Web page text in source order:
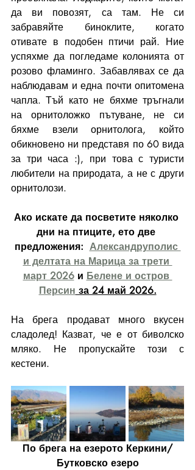
да ви повозят, са там. Не си
забравяйте биноклите, когато
отивате в подобен птичи рай. Ние
успяхме да погледаме колонията от
розово фламинго. Забавлявах се да
наблюдавам и една почти опитомена
чапла. Тъй като не бяхме тръгнали
на орнитоложко пътуване, не си
бяхме взели орнитолога, който
обикновено ни представя по 60 вида
за три часа :), при това с туристи
любители на природата, а не с други
орнитолози.
Ако искате да посветите няколко
дни на птиците, ето две
предложения: Александруполис
и делтата на Марица за трети
март 2026 и Белене и остров
Персин за 24 май 2026.
На брега продават много вкусен
сладолед! Казват, че е от биволско
мляко. Не пропускайте този с
кестени.
По брега на езерото Керкини/
Бутковско езеро